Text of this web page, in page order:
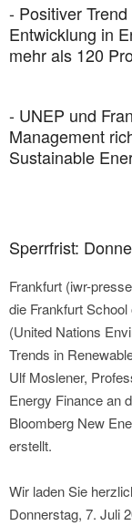
- Positiver
Entwicklung in
mehr als 120
- UNEP und
Management
Sustainable
Sperrfrist:
Frankfurt (iwr-
die Frankfurt
(United Nations
Trends in
Ulf Moslener,
Energy Finance an
Bloomberg New
erstellt.
Wir laden Sie
Donnerstag, 7. Juli